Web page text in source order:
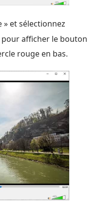
» et sélectionnez
pour afficher le bouton
rouge en bas.